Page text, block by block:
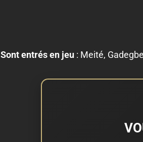
Sont entrés en jeu: Meité,